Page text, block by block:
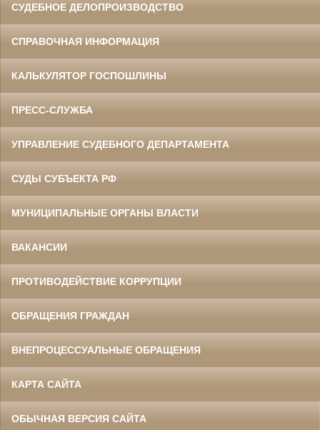
СУДЕБНОЕ ДЕЛОПРОИЗВОДСТВО
СПРАВОЧНАЯ ИНФОРМАЦИЯ
КАЛЬКУЛЯТОР ГОСПОШЛИНЫ
ПРЕСС-СЛУЖБА
УПРАВЛЕНИЕ СУДЕБНОГО ДЕПАРТАМЕНТА
СУДЫ СУБЪЕКТА РФ
МУНИЦИПАЛЬНЫЕ ОРГАНЫ ВЛАСТИ
ВАКАНСИИ
ПРОТИВОДЕЙСТВИЕ КОРРУПЦИИ
ОБРАЩЕНИЯ ГРАЖДАН
ВНЕПРОЦЕССУАЛЬНЫЕ ОБРАЩЕНИЯ
КАРТА САЙТА
ОБЫЧНАЯ ВЕРСИЯ САЙТА